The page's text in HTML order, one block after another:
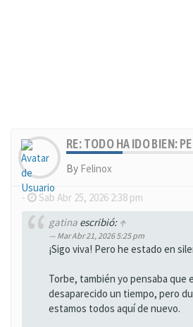
RE: TODO HA IDO BIEN:
By Felinox
- Sab Abr 25, 2026 2:38 pm
gatinaescribió: ↑
Mar Abr 21, 2026 5:25 pm
¡Sigo viva! Pero he estado en
Torbe, también yo pensaba que
desaparecido un tiempo, pero
estamos todos aquí de nuevo.